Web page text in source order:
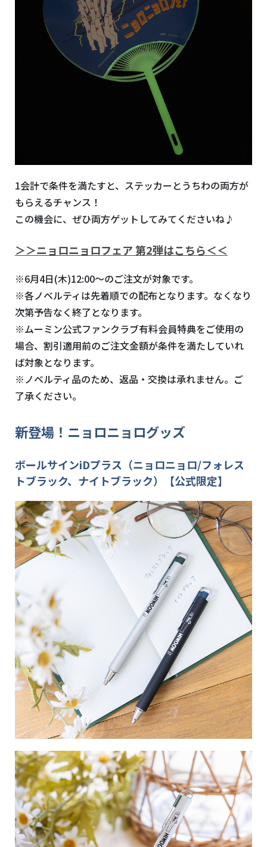
1会計で条件を満たすと、ステッカーとうちわの両方が
もらえるチャンス！
この機会に、ぜひ両方ゲットしてみてくださいね♪
＞＞ニョロニョロフェア 第2弾はこちら＜＜
※6月4日(木)12:00～のご注文が対象です。
※各ノベルティは先着順での配布となります。なくなり
次第予告なく終了となります。
※ムーミン公式ファンクラブ有料会員特典をご使用の
場合、割引適用前のご注文金額が条件を満たしていれ
ば対象となります。
※ノベルティ品のため、返品・交換は承れません。ご
了承ください。
新登場！ニョロニョログッズ
ボールサインiDプラス（ニョロニョロ/フォレス
トブラック、ナイトブラック）【公式限定】